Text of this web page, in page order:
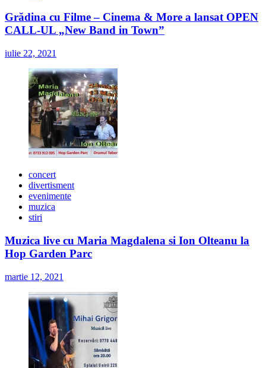
Grădina cu Filme – Cinema & More a lansat OPEN
CALL-UL „New Band in Town”
iulie 22, 2021
concert
divertisment
evenimente
muzica
stiri
Muzica live cu Maria Magdalena si Ion Olteanu la
Hop Garden Parc
martie 12, 2021